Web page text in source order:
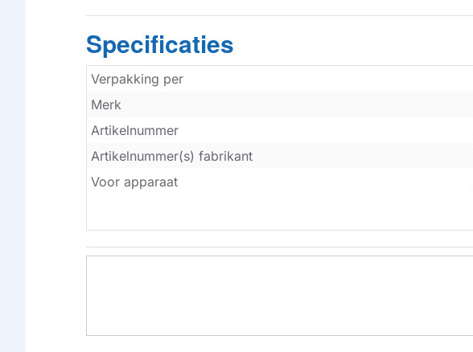
Specificaties
Verpakking per
Merk
Artikelnummer
Artikelnummer(s) fabrikant
Voor apparaat